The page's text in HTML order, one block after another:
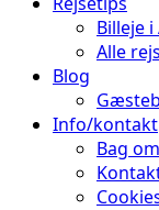
Billeje
Alle
Blog
Info/kontakt
Bag